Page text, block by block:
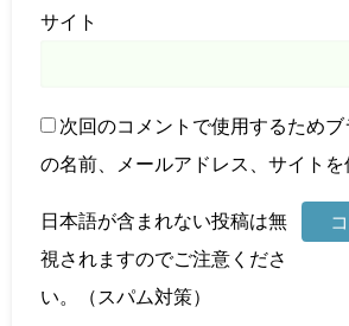
サイト
次回のコメントで使用するため
の名前、メールアドレス、サイトを
日本語が含まれない投稿は無
視されますのでご注意くださ
い。（スパム対策）